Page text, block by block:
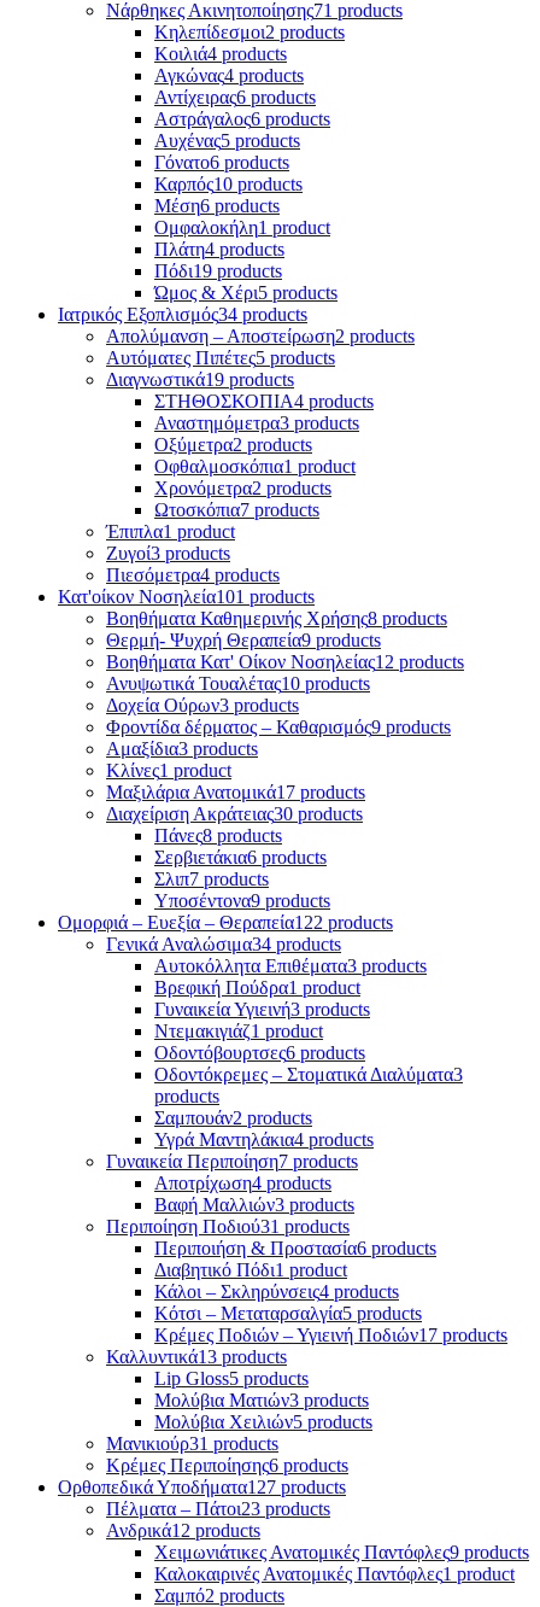
Νάρθηκες Ακινητοποίησης71 products
Κηλεπίδεσμοι2 products
Κοιλιά4 products
Αγκώνας4 products
Αντίχειρας6 products
Αστράγαλος6 products
Αυχένας5 products
Γόνατο6 products
Καρπός10 products
Μέση6 products
Ομφαλοκήλη1 product
Πλάτη4 products
Πόδι19 products
Ώμος & Χέρι5 products
Ιατρικός Εξοπλισμός34 products
Απολύμανση – Αποστείρωση2 products
Αυτόματες Πιπέτες5 products
Διαγνωστικά19 products
ΣΤΗΘΟΣΚΟΠΙΑ4 products
Αναστημόμετρα3 products
Οξύμετρα2 products
Οφθαλμοσκόπια1 product
Χρονόμετρα2 products
Ωτοσκόπια7 products
Έπιπλα1 product
Ζυγοί3 products
Πιεσόμετρα4 products
Κατ'οίκον Νοσηλεία101 products
Βοηθήματα Καθημερινής Χρήσης8 products
Θερμή- Ψυχρή Θεραπεία9 products
Βοηθήματα Κατ' Οίκον Νοσηλείας12 products
Ανυψωτικά Τουαλέτας10 products
Δοχεία Ούρων3 products
Φροντίδα δέρματος – Καθαρισμός9 products
Αμαξίδια3 products
Κλίνες1 product
Μαξιλάρια Ανατομικά17 products
Διαχείριση Ακράτειας30 products
Πάνες8 products
Σερβιετάκια6 products
Σλιπ7 products
Υποσέντονα9 products
Ομορφιά – Ευεξία – Θεραπεία122 products
Γενικά Αναλώσιμα34 products
Αυτοκόλλητα Επιθέματα3 products
Βρεφική Πούδρα1 product
Γυναικεία Υγιεινή3 products
Ντεμακιγιάζ1 product
Οδοντόβουρτσες6 products
Οδοντόκρεμες – Στοματικά Διαλύματα3
products
Σαμπουάν2 products
Υγρά Μαντηλάκια4 products
Γυναικεία Περιποίηση7 products
Αποτρίχωση4 products
Βαφή Μαλλιών3 products
Περιποίηση Ποδιού31 products
Περιποιήση & Προστασία6 products
Διαβητικό Πόδι1 product
Κάλοι – Σκληρύνσεις4 products
Κότσι – Μεταταρσαλγία5 products
Κρέμες Ποδιών – Υγιεινή Ποδιών17 products
Καλλυντικά13 products
Lip Gloss5 products
Μολύβια Ματιών3 products
Μολύβια Χειλιών5 products
Μανικιούρ31 products
Κρέμες Περιποίησης6 products
Ορθοπεδικά Υποδήματα127 products
Πέλματα – Πάτοι23 products
Ανδρικά12 products
Χειμωνιάτικες Ανατομικές Παντόφλες9 products
Καλοκαιρινές Ανατομικές Παντόφλες1 product
Σαμπό2 products